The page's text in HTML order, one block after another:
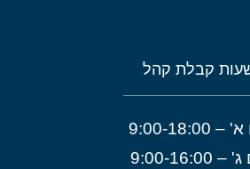
קבלת קהל
9:00-18:00
9:00-16:00